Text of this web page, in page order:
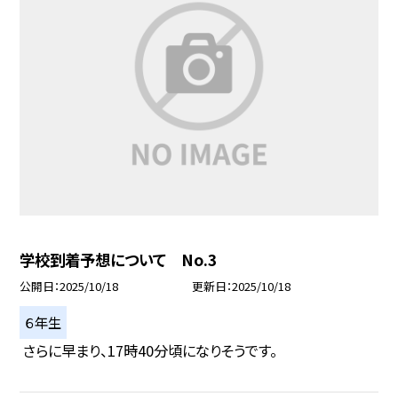
学校到着予想について No.3
公開日 2025/10/18 更新日 2025/10/18
６年生
さらに早まり、17時40分頃になりそうです。